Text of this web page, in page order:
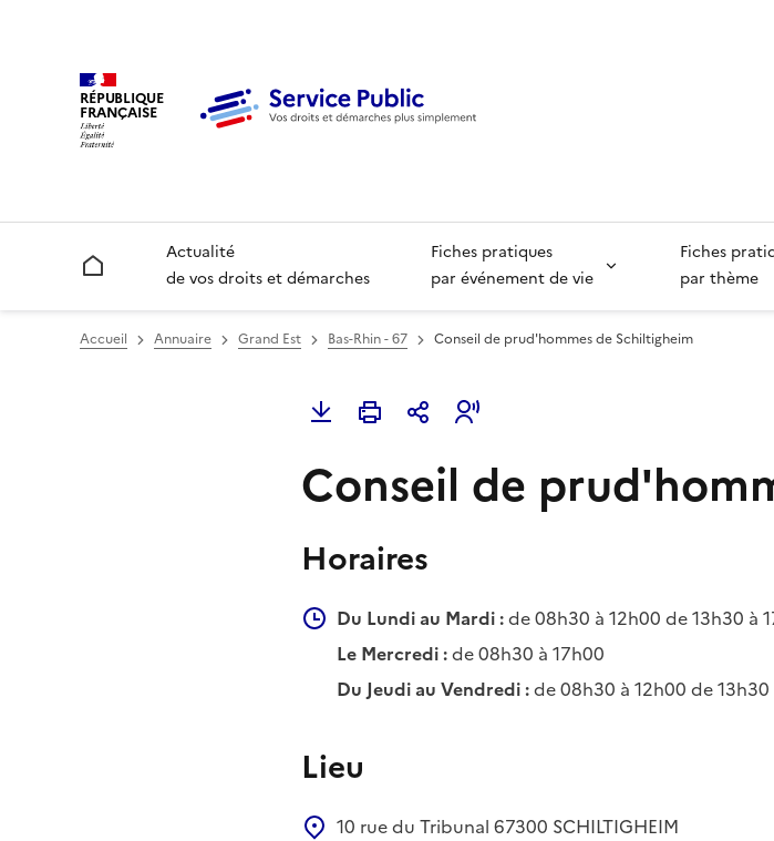
RÉPUBLIQUE
FRANÇAISE
Accueil
Actualité
de vos droits et démarches
Fiches pratiques
par événement de vie
Fiches
par thème
Accueil Annuaire Grand Est Bas-Rhin - 67 Conseil de prud'hommes de Schiltigheim
Conseil de
Horaires
Du Lundi au Mardi :de 08h30 à 12h00 de 13h30 à
Le Mercredi :de 08h30 à 17h00
Du Jeudi au Vendredi :de 08h30 à 12h00 de 13h30
Lieu
10 rue du Tribunal 67300 SCHILTIGHEIM